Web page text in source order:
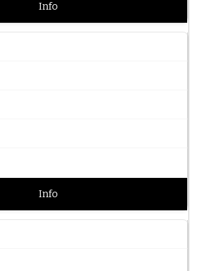
Info
Info